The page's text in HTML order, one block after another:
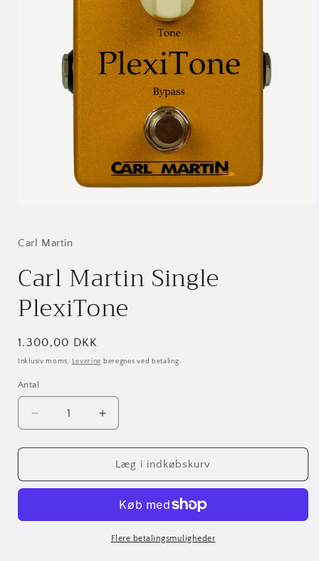
iCarl Martin
Carl Martin Single
PlexiTone
Normalpris
1.300,00 DKK
Inklusiv moms. Levering beregnes ved betaling.
Antal
Antal
Reducer
antallet
for
Martin
Øg
antallet
for
Carl
Martin
PlexiTone
Læg i indkøbskurv
Flere betalingsmuligheder